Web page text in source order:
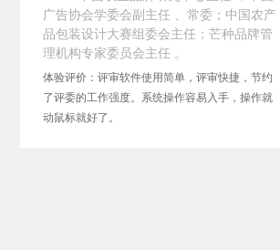
广告协会学委会副主任 、常委；中国农产
品包装设计大赛组委会主任；芒种品牌管
理机构专家委员会主任 。
体验评价：评审软件使用简单，评审快捷，节约
了评委的工作强度。系统操作容易入手，操作就
动鼠标就好了。